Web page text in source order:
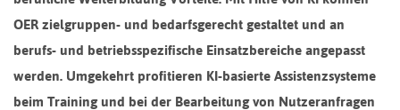
OER zielgruppen- und bedarfsgerecht gestaltet und an
berufs- und betriebsspezifische Einsatzbereiche angepasst
werden. Umgekehrt profitieren KI-basierte Assistenzsysteme
beim Training und bei der Bearbeitung von Nutzeranfragen